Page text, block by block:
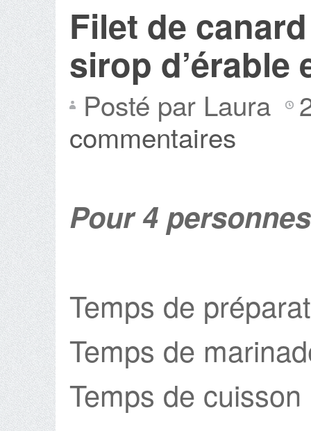
Filet de
sirop d’érable
Posté par Laura
commentaires
Pour 4 personnes
Temps de
Temps de
Temps de